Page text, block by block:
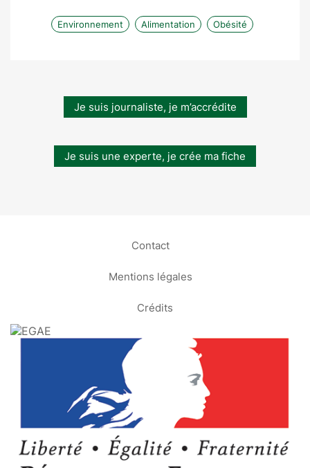
Environnement Alimentation Obésité
Je suis journaliste, je m’accrédite
Je suis une experte, je crée ma fiche
Contact
Mentions légales
Crédits